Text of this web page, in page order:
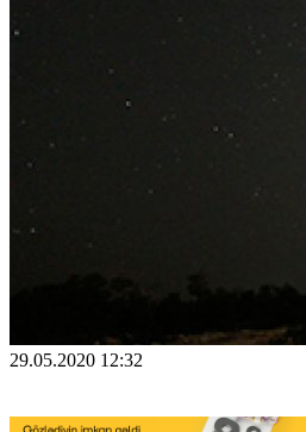
29.05.2020 12:32